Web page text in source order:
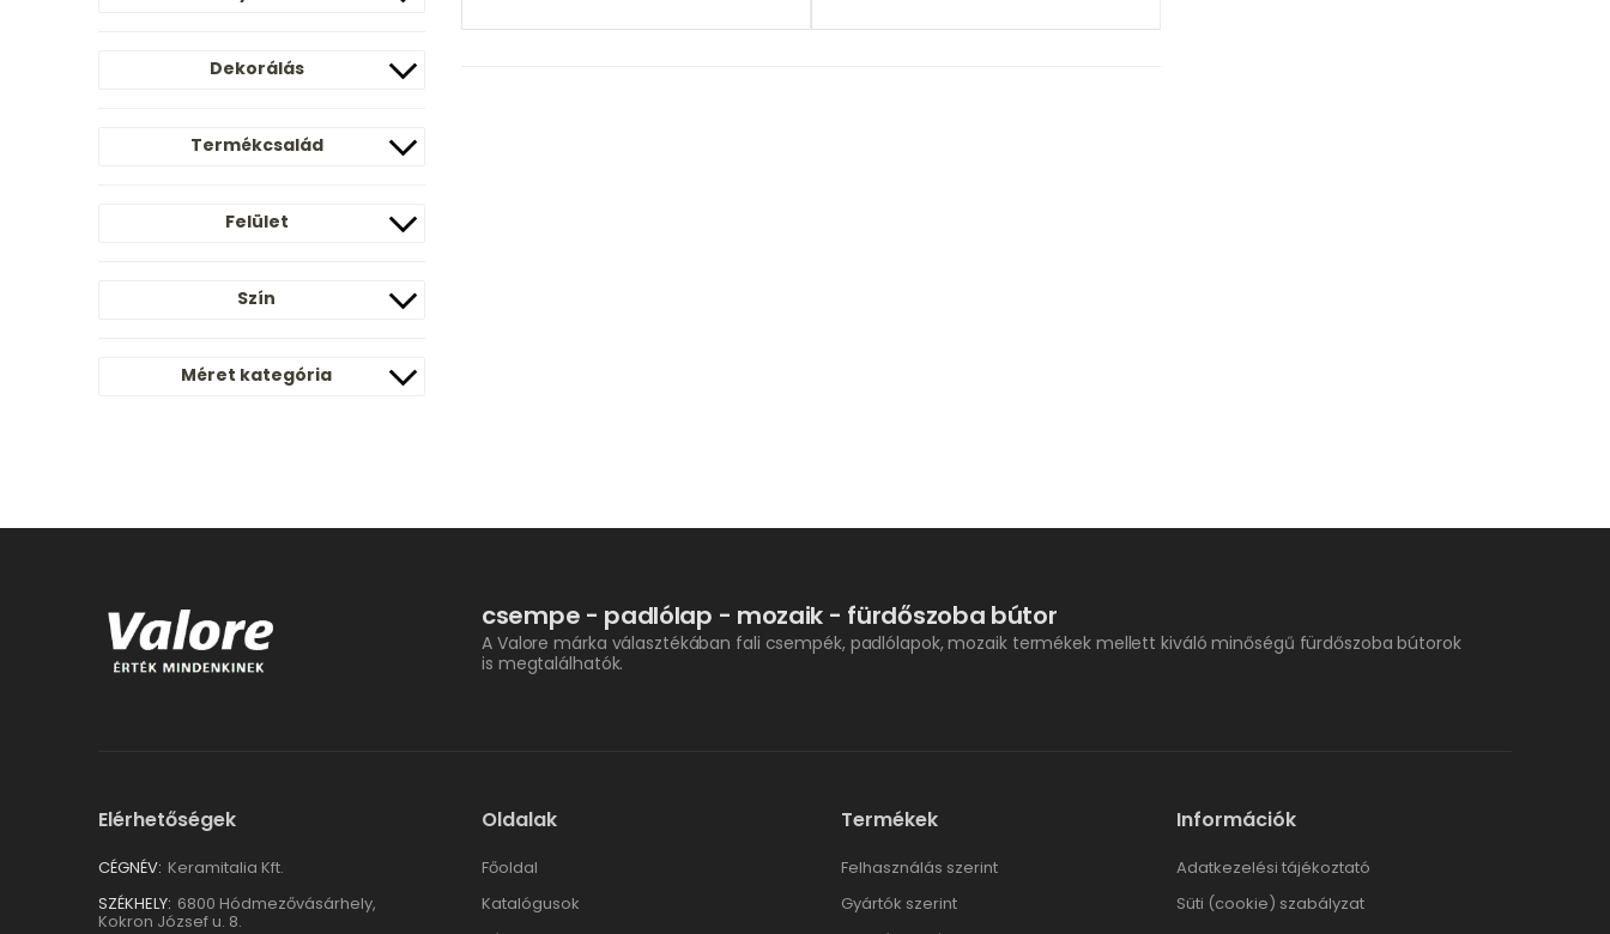
Dekorálás
Termékcsalád
Felület
Szín
Méret kategória
csempe - padlólap - mozaik - fürdőszoba bútor
A Valore márka választékában fali csempék, padlólapok, mozaik termékek mellett kiváló minőségű fürdőszoba bútorok
is megtalálhatók.
Elérhetőségek
CÉGNÉV: Keramitalia Kft.
SZÉKHELY: 6800 Hódmezővásárhely,
Kokron József u. 8.
Oldalak
Főoldal
Katalógusok
Termékek
Felhasználás szerint
Gyártók szerint
Információk
Adatkezelési tájékoztató
Süti (cookie) szabályzat